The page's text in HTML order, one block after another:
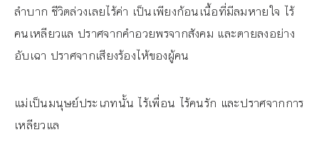
ลำบาก ชีวิตล่วงเลยไร้ค่า เป็นเพียงก้อนเนื้อที่มีลมหายใจ ไร้
คนเหลียวแล ปราศจากคำอวยพรจากสังคม และตายลงอย่าง
อับเฉา ปราศจากเสียงร้องไห้ของผู้คน
แม่เป็นมนุษย์ประเภทนั้น ไร้เพื่อน ไร้คนรัก และปราศจากการ
เหลียวแล